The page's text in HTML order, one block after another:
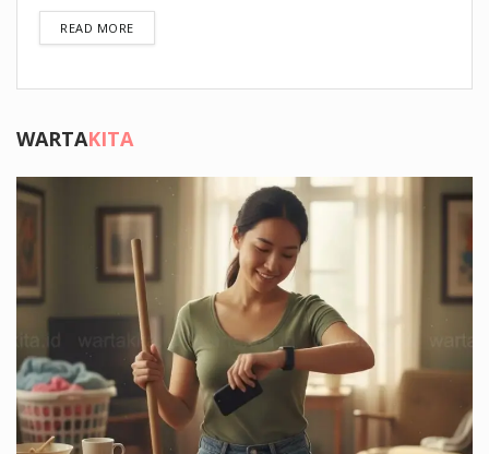
READ MOREDETAILS
WARTAKITA